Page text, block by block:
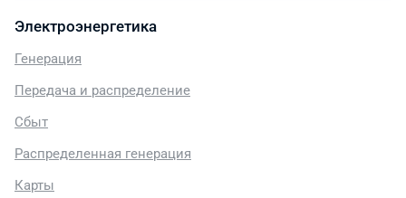
Электроэнергетика
Генерация
Передача и распределение
Сбыт
Распределенная генерация
Карты